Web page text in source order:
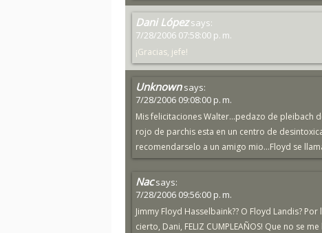
Dani López says:
7/28/2006 07:58:00 p. m.
¡Gracias, jefe!
Unknown says:
7/28/2006 09:08:00 p. m.
Mis felicitaciones Walter...pedazo de pleibach
rojo de parchis esta en un centro de
recomendarselo a un amigo mio...Floyd se
Nac says:
7/28/2006 09:56:00 p. m.
Jimmy Floyd Hasselbaink?? O Floyd Landis?
cierto, Dani, FELIZ CUMPLEAÑOS! Que no se